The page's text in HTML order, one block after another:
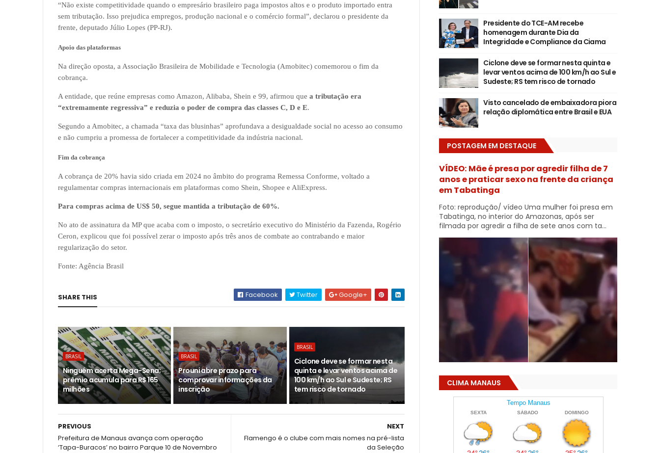
“Não existe competitividade quando o empresário brasileiro paga impostos altos e o produto importado entra
sem tributação. Isso prejudica empregos, produção nacional e o comércio formal”, declarou o presidente da
frente, deputado Júlio Lopes (PP-RJ).
Apoio das plataformas
Na direção oposta, a Associação Brasileira de Mobilidade e Tecnologia (Amobitec) comemorou o fim da
cobrança.
A entidade, que reúne empresas como Amazon, Alibaba, Shein e 99, afirmou que a tributação era
“extremamente regressiva” e reduzia o poder de compra das classes C, D e E.
Segundo a Amobitec, a chamada “taxa das blusinhas” aprofundava a desigualdade social no acesso ao consumo
e não cumpriu a promessa de fortalecer a competitividade da indústria nacional.
Fim da cobrança
A cobrança de 20% havia sido criada em 2024 no âmbito do programa Remessa Conforme, voltado a
regulamentar compras internacionais em plataformas como Shein, Shopee e AliExpress.
Para compras acima de US$ 50, segue mantida a tributação de 60%.
No ato de assinatura da MP que acaba com o imposto, o secretário executivo do Ministério da Fazenda, Rogério
Ceron, explicou que foi possível zerar o imposto após três anos de combate ao contrabando e maior
regularização do setor.
Fonte: Agência Brasil
SHARE THIS Facebook Twitter Google+
BRASIL
Ninguém acerta Mega-Sena;
prêmio acumula para R$ 165
milhões
BRASIL
Prouni abre prazo para
comprovar informações da
inscrição
BRASIL
Ciclone deve se formar nesta
quinta e levar ventos acima de
100 km/h ao Sul e Sudeste; RS
tem risco de tornado
NEXT
Flamengo é o clube com mais nomes na pré-lista
da Seleção
PREVIOUS
Prefeitura de Manaus avança com operação
‘Tapa-Buracos’ no bairro Parque 10 de Novembro
Presidente do TCE-AM recebe
homenagem durante Dia da
Integridade e Compliance da Ciama
Ciclone deve se formar nesta quinta e
levar ventos acima de 100 km/h ao Sul e
Sudeste; RS tem risco de tornado
Visto cancelado de embaixadora piora
relação diplomática entre Brasil e EUA
POSTAGEM EM DESTAQUE
VÍDEO: Mãe é presa por agredir filha de 7
anos e praticar sexo na frente da criança
em Tabatinga
Foto: reprodução/ vídeo Uma mulher foi presa em
Tabatinga, no interior do Amazonas, após ser
filmada por agredir a filha de sete anos com ta...
CLIMA MANAUS